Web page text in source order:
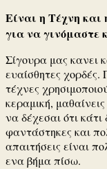
Είναι η Τέχνη και
για να γινόμαστε
Σίγουρα μας κανει
ευαίσθητες χορδές.
τέχνες
κεραμική,
να δέχεσαι ότι
φαντάστηκες και
απαιτήσεις είναι
ενα βήμα πίσω.